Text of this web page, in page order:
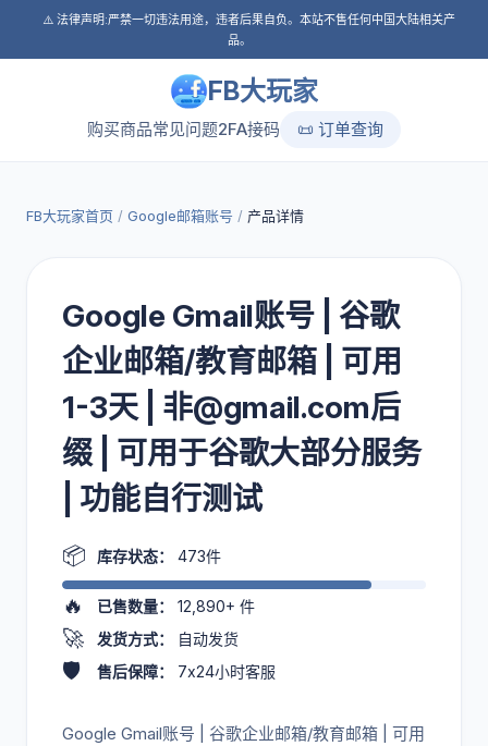
⚠️ 法律声明:严禁一切违法用途，违者后果自负。本站不售任何中国大陆相关产
品。
FB大玩家
购买商品常见问题2FA接码 📜 订单查询
FB大玩家首页 / Google邮箱账号 / 产品详情
Google Gmail账号 | 谷歌
企业邮箱/教育邮箱 | 可用
1-3天 | 非@gmail.com后
缀 | 可用于谷歌大部分服务
| 功能自行测试
📦 库存状态： 473件
🔥 已售数量： 12,890+ 件
🚀 发货方式： 自动发货
🛡️ 售后保障： 7x24小时客服
Google Gmail账号 | 谷歌企业邮箱/教育邮箱 | 可用